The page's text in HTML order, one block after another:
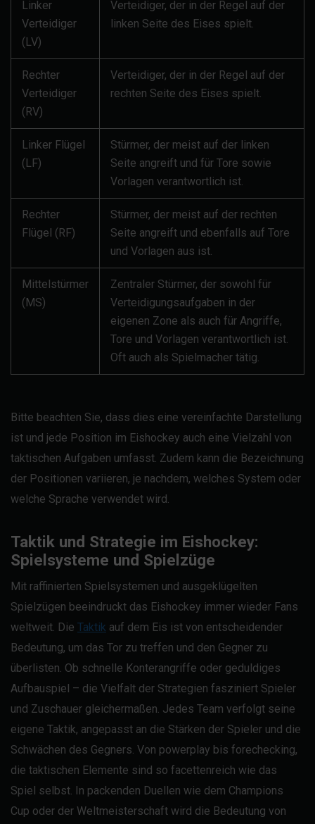
Linker
Verteidiger
(LV)
Verteidiger, der in der Regel auf der
linken Seite des Eises spielt.
Rechter
Verteidiger
(RV)
Verteidiger, der in der Regel auf der
rechten Seite des Eises spielt.
Linker Flügel
(LF)
Stürmer, der meist auf der linken
Seite angreift und für Tore sowie
Vorlagen verantwortlich ist.
Rechter
Flügel (RF)
Stürmer, der meist auf der rechten
Seite angreift und ebenfalls auf Tore
und Vorlagen aus ist.
Mittelstürmer
(MS)
Zentraler Stürmer, der sowohl für
Verteidigungsaufgaben in der
eigenen Zone als auch für Angriffe,
Tore und Vorlagen verantwortlich ist.
Oft auch als Spielmacher tätig.
Bitte beachten Sie, dass dies eine vereinfachte Darstellung
ist und jede Position im Eishockey auch eine Vielzahl von
taktischen Aufgaben umfasst. Zudem kann die Bezeichnung
der Positionen variieren, je nachdem, welches System oder
welche Sprache verwendet wird.
Taktik und Strategie im Eishockey:
Spielsysteme und Spielzüge
Mit raffinierten Spielsystemen und ausgeklügelten
Spielzügen beeindruckt das Eishockey immer wieder Fans
weltweit. Die Taktik auf dem Eis ist von entscheidender
Bedeutung, um das Tor zu treffen und den Gegner zu
überlisten. Ob schnelle Konterangriffe oder geduldiges
Aufbauspiel – die Vielfalt der Strategien fasziniert Spieler
und Zuschauer gleichermaßen. Jedes Team verfolgt seine
eigene Taktik, angepasst an die Stärken der Spieler und die
Schwächen des Gegners. Von powerplay bis forechecking,
die taktischen Elemente sind so facettenreich wie das
Spiel selbst. In packenden Duellen wie dem Champions
Cup oder der Weltmeisterschaft wird die Bedeutung von